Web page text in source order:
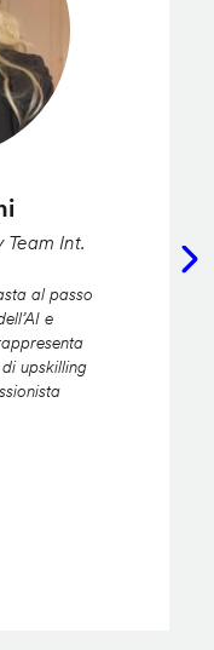
Team Int.
al passo
e
upskilling